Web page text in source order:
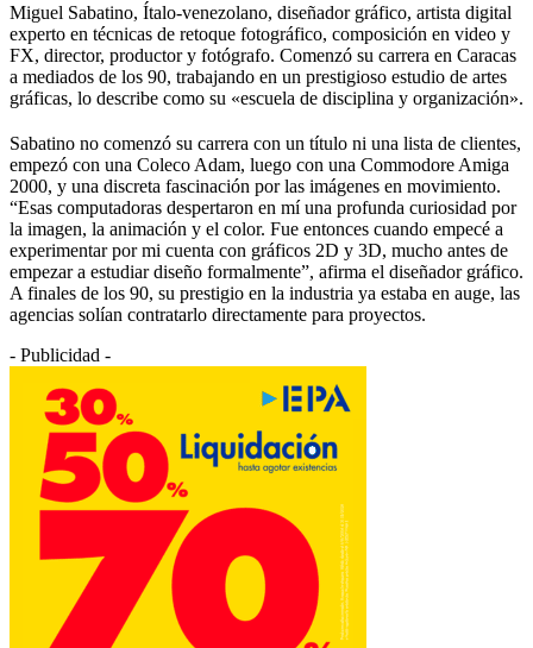
Miguel Sabatino, Ítalo-venezolano, diseñador gráfico, artista digital
experto en técnicas de retoque fotográfico, composición en video y
FX, director, productor y fotógrafo. Comenzó su carrera en Caracas
a mediados de los 90, trabajando en un prestigioso estudio de artes
gráficas, lo describe como su «escuela de disciplina y organización».
Sabatino no comenzó su carrera con un título ni una lista de clientes,
empezó con una Coleco Adam, luego con una Commodore Amiga
2000, y una discreta fascinación por las imágenes en movimiento.
“Esas computadoras despertaron en mí una profunda curiosidad por
la imagen, la animación y el color. Fue entonces cuando empecé a
experimentar por mi cuenta con gráficos 2D y 3D, mucho antes de
empezar a estudiar diseño formalmente”, afirma el diseñador gráfico.
A finales de los 90, su prestigio en la industria ya estaba en auge, las
agencias solían contratarlo directamente para proyectos.
- Publicidad -